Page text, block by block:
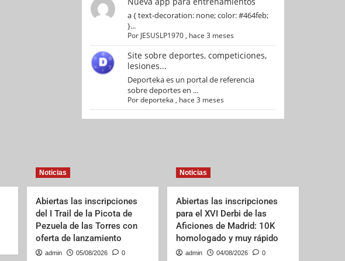
a { text-decoration: none; color: #464feb;
}...
Por JESUSLP1970 , hace 3 meses
Site sobre deportes, competiciones,
lesiones...
Deporteka es un portal de referencia
sobre deportes en ...
Pordeporteka , hace 3 meses
Noticias
Abiertas las inscripciones
del I Trail de la Picota de
Pezuela de las Torres con
oferta de lanzamiento
admin 05/08/2026 0
Noticias
Abiertas las inscripciones
para el XVI Derbi de las
Aficiones de Madrid: 10K
homologado y muy rápido
admin 04/08/2026 0